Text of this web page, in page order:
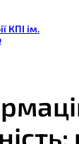
КПІ ім.